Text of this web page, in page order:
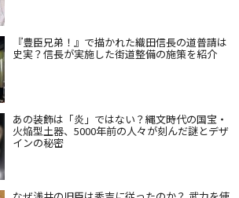
『豊臣兄弟！』で描かれた織田信長の道普請は
史実？信長が実施した街道整備の施策を紹介
あの装飾は「炎」ではない？縄文時代の国宝・
火焔型土器、5000年前の人々が刻んだ謎とデザ
インの秘密